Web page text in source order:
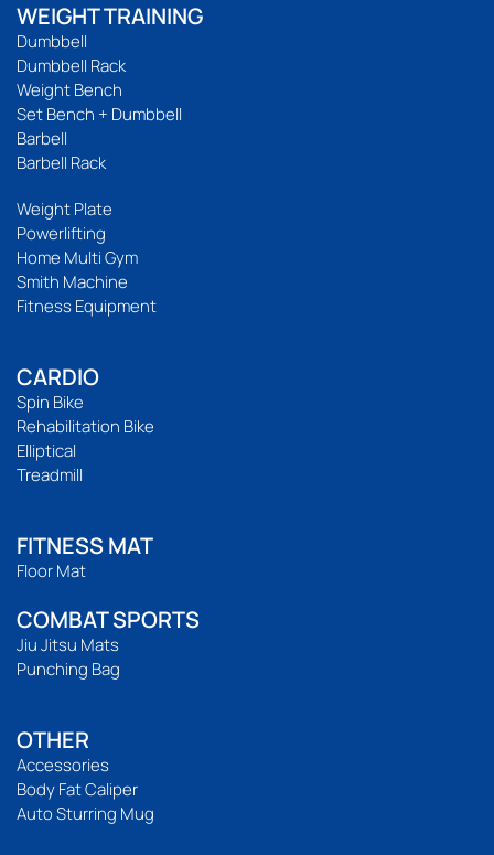
WEIGHT TRAINING
Dumbbell
Dumbbell Rack
Weight Bench
Set Bench + Dumbbell
Barbell
Barbell Rack
Weight Plate
Powerlifting
Home Multi Gym
Smith Machine
Fitness Equipment
CARDIO
Spin Bike
Rehabilitation Bike
Elliptical
Treadmill
FITNESS MAT
Floor Mat
COMBAT SPORTS
Jiu Jitsu Mats
Punching Bag
OTHER
Accessories
Body Fat Caliper
Auto Sturring Mug